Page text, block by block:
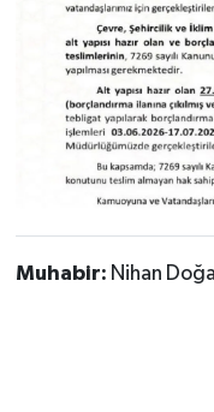
Muhabir: Nihan